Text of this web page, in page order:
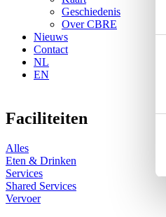
Geschiedenis
Over CBRE
Nieuws
Contact
NL
EN
Faciliteiten
Alles
Eten & Drinken
Services
Shared Services
Vervoer